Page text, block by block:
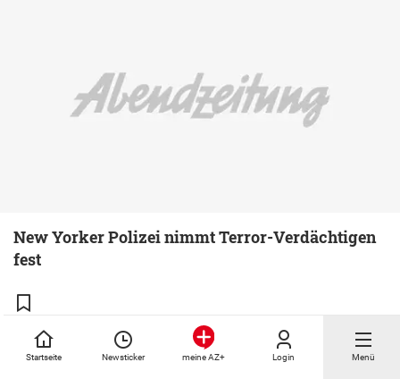
Startseite Newsticker meine AZ+ Login Menü
New Yorker Polizei nimmt Terror-Verdächtigen
fest